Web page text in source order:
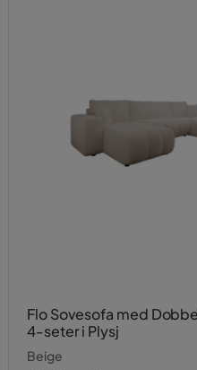
Flo Sovesofa med
4-seter i Plysj
Beige